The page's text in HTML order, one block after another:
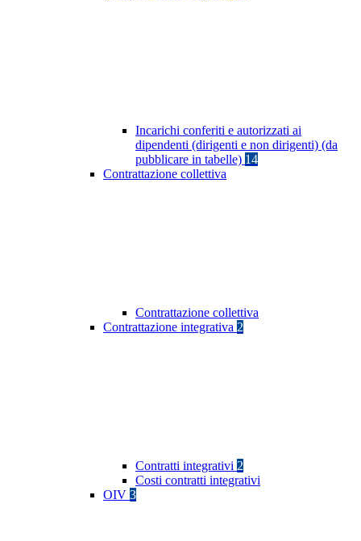
Incarichi conferiti e autorizzati ai
dipendenti (dirigenti e non dirigenti) (da
pubblicare in tabelle) 14
Contrattazione collettiva
Contrattazione collettiva
Contrattazione integrativa 2
Contratti integrativi 2
Costi contratti integrativi
OIV 3